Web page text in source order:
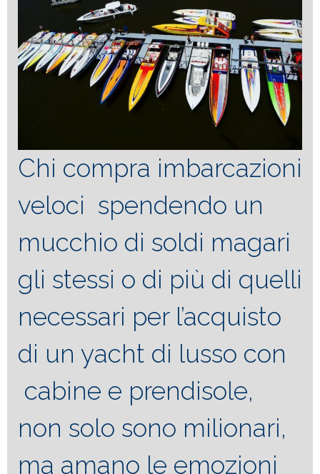
Chi compra imbarcazioni
veloci spendendo un
mucchio di soldi magari
gli stessi o di più di quelli
necessari per l’acquisto
di un yacht di lusso con
cabine e prendisole,
non solo sono milionari,
ma amano le emozioni